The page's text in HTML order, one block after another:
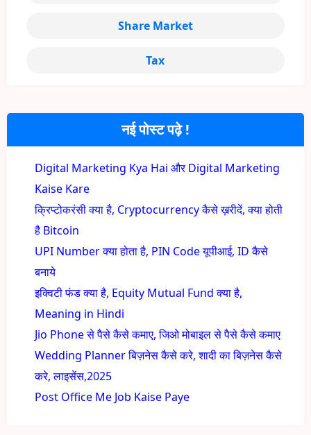
नई पोस्ट पढ़े !
Digital Marketing Kya Hai और Digital Marketing
Kaise Kare
क्रिप्टोकरंसी क्या है, Cryptocurrency कैसे ख़रीदें, क्या होती
है Bitcoin
UPI Number क्या होता है, PIN Code यूपीआई, ID कैसे
बनाये
इक्विटी फंड क्या है, Equity Mutual Fund क्या है,
Meaning in Hindi
Jio Phone से पैसे कैसे कमाए, जिओ मोबाइल से पैसे कैसे कमाए
Wedding Planner बिज़नेस कैसे करे, शादी का बिज़नेस कैसे
करे, लाइसेंस,2025
Post Office Me Job Kaise Paye
Share Market
Tax